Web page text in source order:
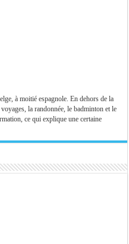
à moitié espagnole. En dehors de la
la randonnée, le badminton et le
ce qui explique une certaine